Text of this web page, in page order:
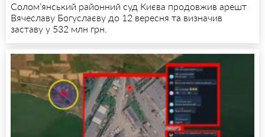
Солом’янський районний суд Києва продовжив арешт
Вячеславу Богуслаєву до 12 вересня та визначив
заставу у 532 млн грн.